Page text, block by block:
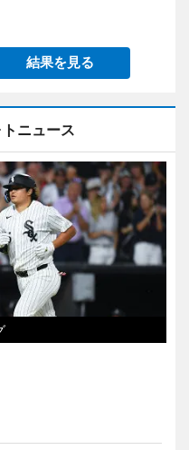
結果を見る
ニュース